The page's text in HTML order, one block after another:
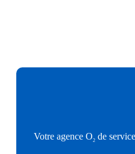
Votre agence O2de